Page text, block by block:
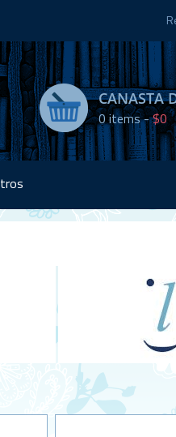
CANASTA
0items -$0